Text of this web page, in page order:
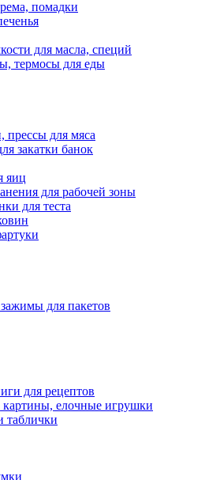
помадки
для масла, специй
термосы для еды
прессы для мяса
закатки банок
яиц
для рабочей зоны
для теста
для пакетов
для рецептов
картины, елочные игрушки
таблички